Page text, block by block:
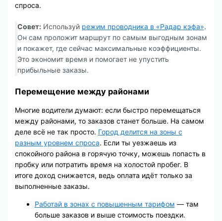
спроса.
Совет:Используй режим проводника в «Радар кэфа».
Он сам проложит маршрут по самым выгодным зонам
и покажет, где сейчас максимальные коэффициенты.
Это экономит время и помогает не упустить
прибыльные заказы.
Перемещение между районами
Многие водители думают: если быстро перемещаться
между районами, то заказов станет больше. На самом
деле всё не так просто. Город делится на зоны с
разным уровнем спроса. Если ты уезжаешь из
спокойного района в горячую точку, можешь попасть в
пробку или потратить время на холостой пробег. В
итоге доход снижается, ведь оплата идёт только за
выполненные заказы.
Работай в зонах с повышенным тарифом — там
больше заказов и выше стоимость поездки.